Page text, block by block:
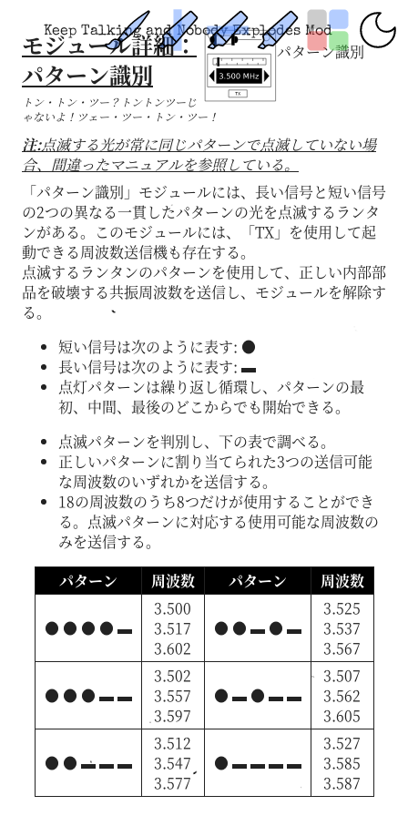
Keep Talking and Nobody Explodes Mod
パターン識別
モジュール詳細：
パターン識別
トン・トン・ツー？トントンツーじ
ゃないよ！ツェー・ツー・トン・ツー！
注:点滅する光が常に同じパターンで点滅していない場
合、間違ったマニュアルを参照している。
「パターン識別」モジュールには、長い信号と短い信号
の2つの異なる一貫したパターンの光を点滅するランタ
ンがある。このモジュールには、「TX」を使用して起
動できる周波数送信機も存在する。
点滅するランタンのパターンを使用して、正しい内部部
品を破壊する共振周波数を送信し、モジュールを解除す
る。
短い信号は次のように表す: ●
長い信号は次のように表す: ▬
点灯パターンは繰り返し循環し、パターンの最
初、中間、最後のどこからでも開始できる。
点滅パターンを判別し、下の表で調べる。
正しいパターンに割り当てられた3つの送信可能
な周波数のいずれかを送信する。
18の周波数のうち8つだけが使用することができ
る。点滅パターンに対応する使用可能な周波数の
みを送信する。
パターン
周波数 パターン 周波数
● ● ● ● ▬
3.500
3.517
3.602
● ● ▬ ● ▬
3.525
3.537
3.567
● ● ● ▬ ▬
3.502
3.557
3.597
● ▬ ● ▬ ▬
3.507
3.562
3.605
● ● ▬ ▬ ▬
3.512
3.547
3.577
● ▬ ▬ ▬ ▬
3.527
3.585
3.587